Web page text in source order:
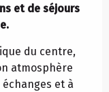
et de séjours
du centre,
atmosphère
et à